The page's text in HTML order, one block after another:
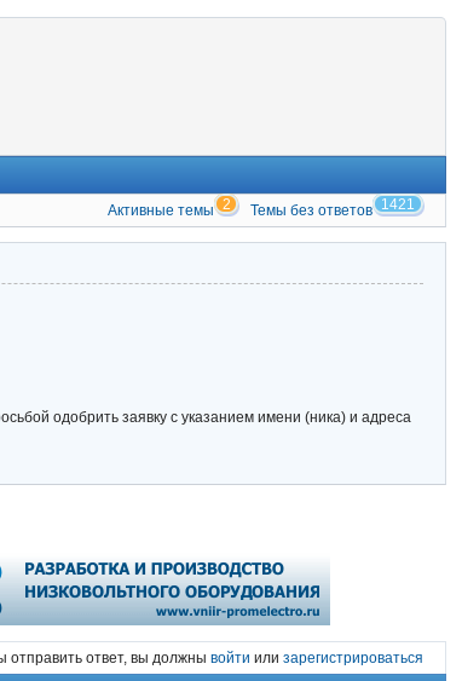
Активные темы 2 Темы без ответов 1421
одобрить заявку с указанием имени (ника) и адреса
отправить ответ, вы должны войти или зарегистрироваться